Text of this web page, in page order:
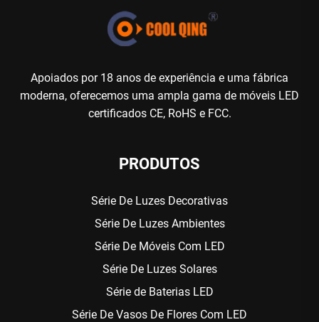
Apoiados por 18 anos de experiência e uma fábrica
moderna, oferecemos uma ampla gama de móveis LED
certificados CE, RoHS e FCC.
PRODUTOS
Série De Luzes Decorativas
Série De Luzes Ambientes
Série De Móveis Com LED
Série De Luzes Solares
Série de Baterias LED
Série De Vasos De Flores Com LED